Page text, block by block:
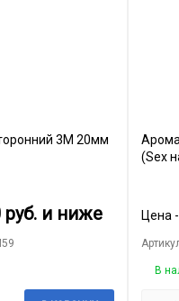
3М 20мм
руб. и ниже
(Sex
Цена -
В